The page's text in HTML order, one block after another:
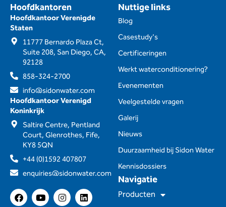
Hoofdkantoren
Hoofdkantoor Verenigde
Staten
11777 Bernardo Plaza Ct,
Suite 208, San Diego, CA,
92128
858-324-2700
info@sidonwater.com
Hoofdkantoor Verenigd
Koninkrijk
Saltire Centre, Pentland
Court, Glenrothes, Fife,
KY8 5QN
+44 (0)1592 407807
enquiries@sidonwater.com
F
a
Y
o
I
n
L
i
Navigatie
Producten
Nuttige links
Blog
Casestudy's
Certificeringen
Werkt waterconditionering?
Evenementen
Veelgestelde vragen
Galerij
Nieuws
Duurzaamheid bij Sidon Water
Kennisdossiers